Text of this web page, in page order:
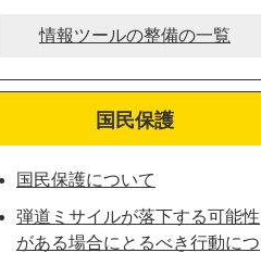
情報ツールの整備の一覧
国民保護
国民保護について
弾道ミサイルが落下する可能性
がある場合にとるべき行動につ